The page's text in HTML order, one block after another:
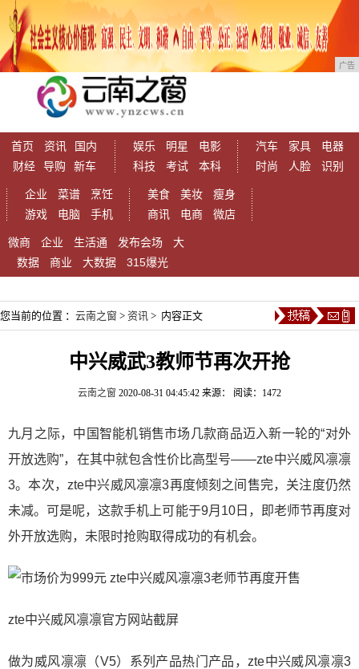
广告
首页 资讯
国内
财经
导购 新车
娱乐 明星
电影
科技
考试 本科
汽车 家具
电器
时尚
人脸 识别
企业 菜谱
烹饪
游戏
电脑 手机
美食 美妆
瘦身
商讯
电商 微店
微商 企业 生活通 发布会场
大
数据
商业 大数据 315爆光
您当前的位置 ： 云南之窗 > 资讯 > 内容正文
中兴威武3教师节再次开抢
云南之窗 2020-08-31 04:45:42 来源： 阅读：1472
九月之际，中国智能机销售市场几款商品迈入新一轮的“对外
开放选购”，在其中就包含性价比高型号——zte中兴威风凛凛
3。本次，zte中兴威风凛凛3再度倾刻之间售完，关注度仍然
未减。可是呢，这款手机上可能于9月10日，即老师节再度对
外开放选购，未限时抢购取得成功的有机会。
zte中兴威风凛凛官方网站截屏
做为威风凛凛（V5）系列产品热门产品，zte中兴威风凛凛3